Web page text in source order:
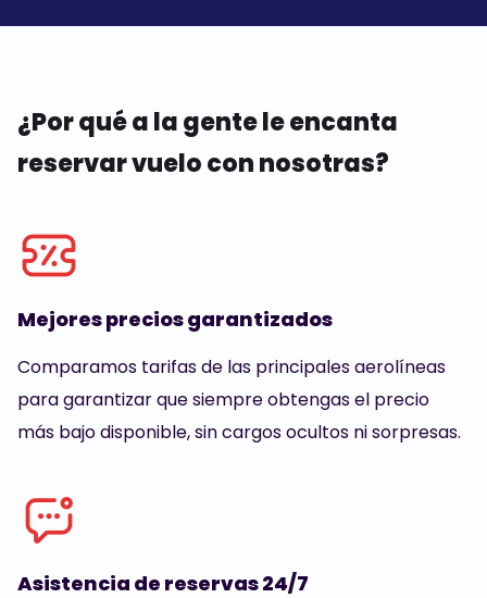
¿Por qué a la gente le encanta
reservar vuelo con nosotras?
Mejores precios garantizados
Comparamos tarifas de las principales aerolíneas
para garantizar que siempre obtengas el precio
más bajo disponible, sin cargos ocultos ni sorpresas.
Asistencia de reservas 24/7